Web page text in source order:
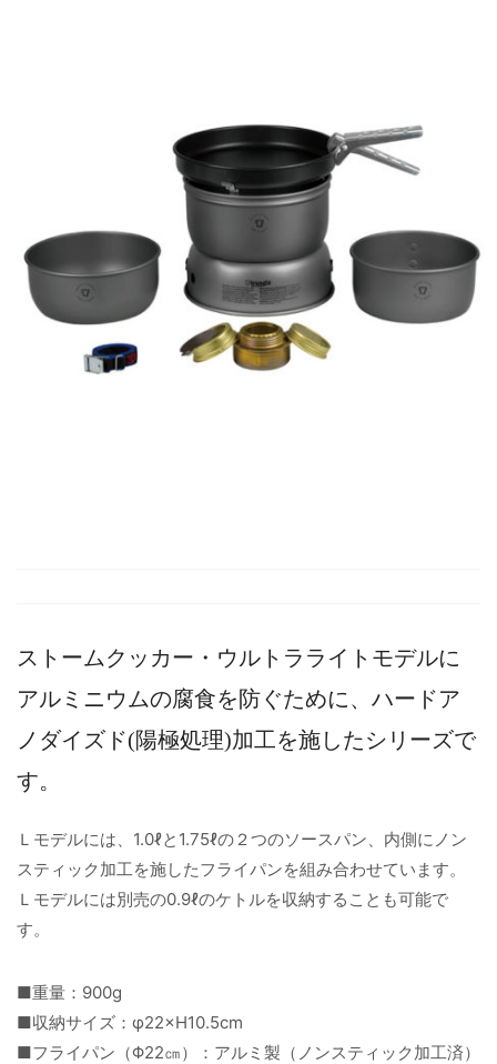
ストームクッカー・ウルトラライトモデルに
アルミニウムの腐食を防ぐために、ハードア
ノダイズド(陽極処理)加工を施したシリーズで
す。
Ｌモデルには、1.0ℓと1.75ℓの２つのソースパン、内側にノン
スティック加工を施したフライパンを組み合わせています。
Ｌモデルには別売の0.9ℓのケトルを収納することも可能で
す。
■重量：900g
■収納サイズ：φ22×H10.5cm
■フライパン（Φ22㎝）：アルミ製（ノンスティック加工済）